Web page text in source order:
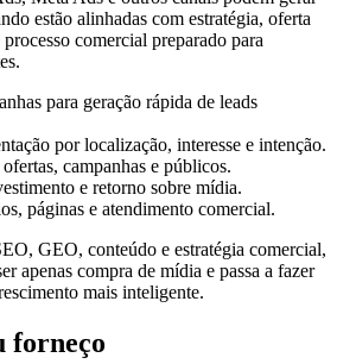
estão alinhadas com estratégia, oferta
comercial preparado para
para geração rápida de leads
por localização, interesse e intenção.
campanhas e públicos.
e retorno sobre mídia.
páginas e atendimento comercial.
GEO, conteúdo e estratégia comercial,
apenas compra de mídia e passa a fazer
mais inteligente.
forneço